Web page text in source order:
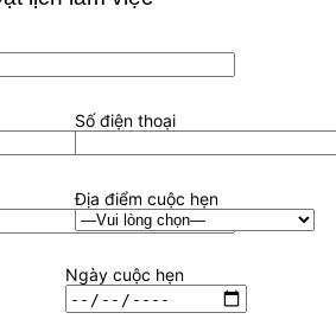
Số điện thoại
Địa điểm cuộc hẹn
Ngày cuộc hẹn